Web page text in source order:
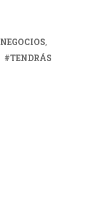
NEGOCIOS
TENDRÁS